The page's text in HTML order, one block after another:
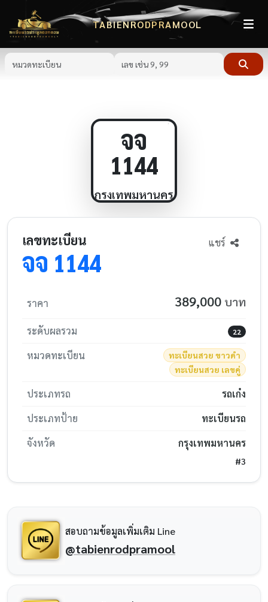
TABIENRODPRAMOOL
จจ
1144
กรุงเทพมหานคร
เลขทะเบียน
จจ 1144
แชร์
ราคา 389,000 บาท
ระดับผลรวม 22
หมวดทะเบียน
ทะเบียนสวย ขาวดำ
ทะเบียนสวย เลขคู่
ประเภทรถ
รถเก๋ง
ประเภทป้าย
ทะเบียนรถ
จังหวัด
กรุงเทพมหานคร
#3
สอบถามข้อมูลเพิ่มเติม Line
@tabienrodpramool